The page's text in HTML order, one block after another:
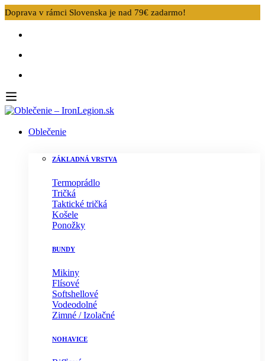
Doprava v rámci Slovenska je nad 79€ zadarmo!
Oblečenie
ZÁKLADNÁ VRSTVA
Termoprádlo
Tričká
Taktické tričká
Košele
Ponožky
BUNDY
Mikiny
Flísové
Softshellové
Vodeodolné
Zimné / Izolačné
NOHAVICE